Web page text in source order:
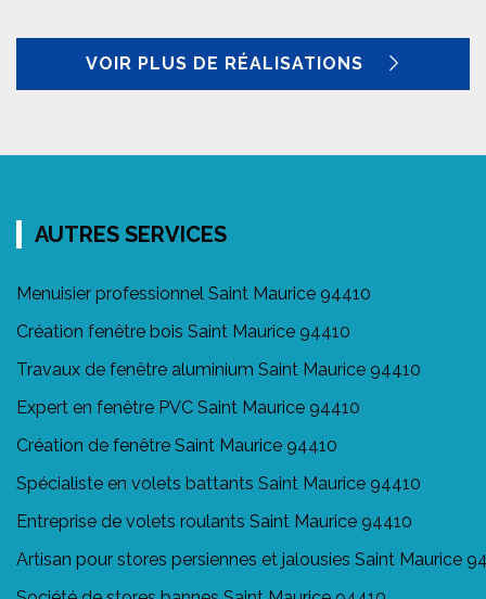
VOIR PLUS DE RÉALISATIONS
AUTRES SERVICES
Menuisier professionnel Saint Maurice 94410
Création fenêtre bois Saint Maurice 94410
Travaux de fenêtre aluminium Saint Maurice 94410
Expert en fenêtre PVC Saint Maurice 94410
Création de fenêtre Saint Maurice 94410
Spécialiste en volets battants Saint Maurice 94410
Entreprise de volets roulants Saint Maurice 94410
Artisan pour stores persiennes et jalousies Saint Maurice